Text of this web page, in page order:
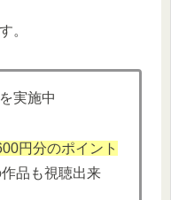
。
を実施中
円分のポイント
品も視聴出来